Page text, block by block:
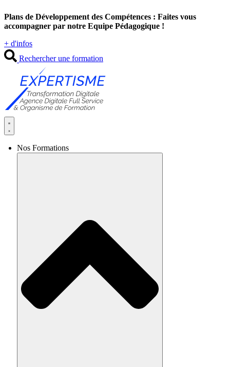
au
contenu
Plans de Développement des Compétences : Faites vous
accompagner par notre Equipe Pédagogique !
+ d'infos
Rechercher une formation
Nos Formations